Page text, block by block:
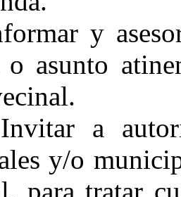
y
o asunto
Invitar a
y/o